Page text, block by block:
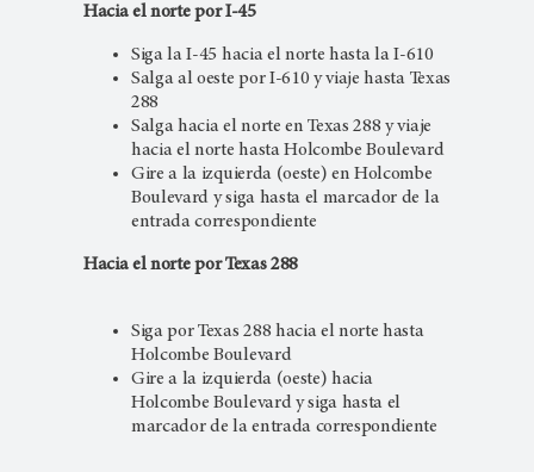
Hacia el norte por I-45
Siga la I-45 hacia el norte hasta la I-610
Salga al oeste por I-610 y viaje hasta Texas
288
Salga hacia el norte en Texas 288 y viaje
hacia el norte hasta Holcombe Boulevard
Gire a la izquierda (oeste) en Holcombe
Boulevard y siga hasta el marcador de la
entrada correspondiente
Hacia el norte por Texas 288
Siga por Texas 288 hacia el norte hasta
Holcombe Boulevard
Gire a la izquierda (oeste) hacia
Holcombe Boulevard y siga hasta el
marcador de la entrada correspondiente